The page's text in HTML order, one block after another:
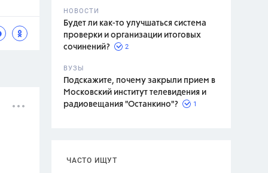
НОВОСТИ
Будет ли как-то улучшаться система
проверки и организации итоговых
сочинений?
2
ВУЗЫ
Подскажите, почему закрыли прием в
Московский институт телевидения и
радиовещания "Останкино"?
1
ЧАСТО ИЩУТ